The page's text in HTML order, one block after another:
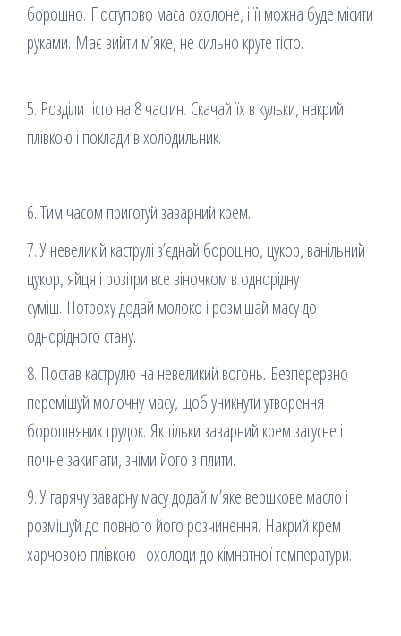
борошно. Поступово маса охолоне, і її можна буде місити
руками. Має вийти м’яке, не сильно круте тісто.
5. Розділи тісто на 8 частин. Скачай їх в кульки, накрий
плівкою і поклади в холодильник.
6. Тим часом приготуй заварний крем.
7. У невеликій каструлі з’єднай борошно, цукор, ванільний
цукор, яйця і розітри все віночком в однорідну
суміш. Потроху додай молоко і розмішай масу до
однорідного стану.
8. Постав каструлю на невеликий вогонь. Безперервно
перемішуй молочну масу, щоб уникнути утворення
борошняних грудок. Як тільки заварний крем загусне і
почне закипати, зніми його з плити.
9. У гарячу заварну масу додай м’яке вершкове масло і
розмішуй до повного його розчинення. Накрий крем
харчовою плівкою і охолоди до кімнатної температури.